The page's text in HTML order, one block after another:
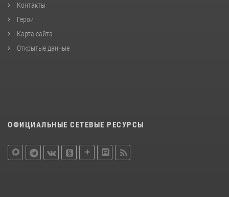
Контакты
Герои
Карта сайта
Открытые данные
ОФИЦИАЛЬНЫЕ СЕТЕВЫЕ РЕСУРСЫ